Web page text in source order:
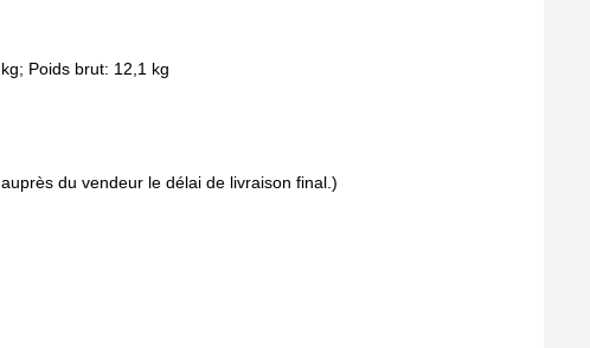
Poids brut: 12,1 kg
du vendeur le délai de livraison final.)